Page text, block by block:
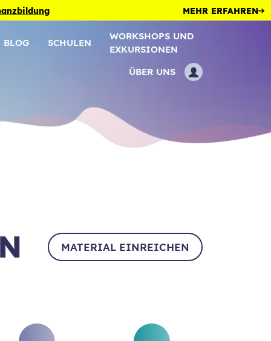
MEHR ERFAHREN
BLOG SCHULEN
WORKSHOPS UND
EXKURSIONEN
ÜBER UNS
MATERIAL EINREICHEN